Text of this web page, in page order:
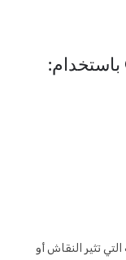
النقاش أو